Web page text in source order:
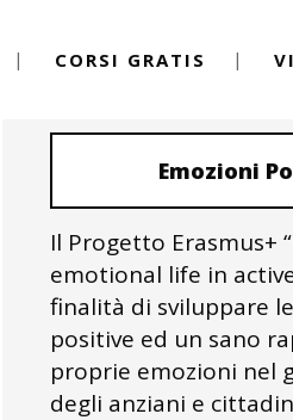
CORSI GRATIS
Emozioni
Il Progetto Erasmus+
emotional life in
finalità di sviluppare
positive ed un sano
proprie emozioni nel
degli anziani e